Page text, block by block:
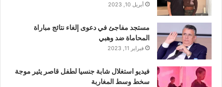
أبريل 10, 2023
مستجد مفاجئ في دعوى إلغاء نتائج مباراة
المحاماة ضد وهبي
فبراير 11, 2023
فيديو استغلال شابة جنسيا لطفل قاصر يثير موجة
سخط وسط المغاربة